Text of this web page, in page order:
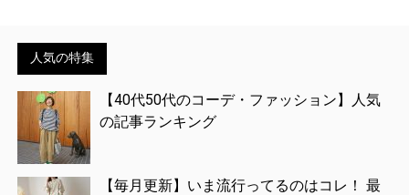
人気の特集
【40代50代のコーデ・ファッション】人気
の記事ランキング
【毎月更新】いま流行ってるのはコレ！ 最